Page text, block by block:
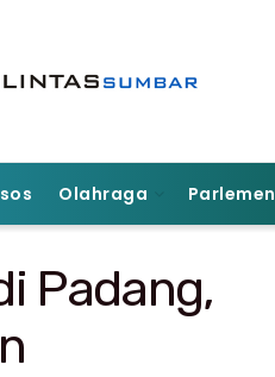
Olahraga Parlemen
Padang,